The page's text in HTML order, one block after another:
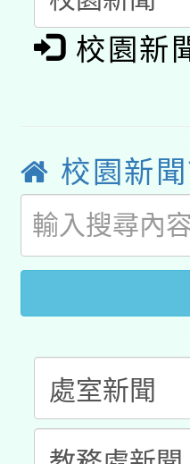
礎課程
A3數位
「數位
薪期間
轉知經
業技術
用水績
115年8
桃園市
開 智慧
2026年
校園新
校園新